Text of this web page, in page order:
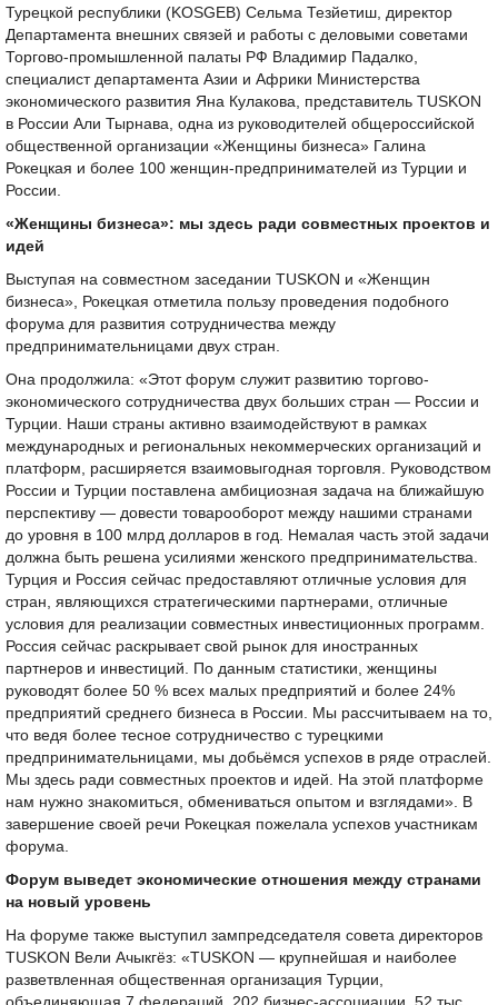
Турецкой республики (KOSGEB) Сельма Тезйетиш, директор
Департамента внешних связей и работы с деловыми советами
Торгово-промышленной палаты РФ Владимир Падалко,
специалист департамента Азии и Африки Министерства
экономического развития Яна Кулакова, представитель TUSKON
в России Али Тырнава, одна из руководителей общероссийской
общественной организации «Женщины бизнеса» Галина
Рокецкая и более 100 женщин-предпринимателей из Турции и
России.
«Женщины бизнеса»: мы здесь ради совместных проектов и
идей
Выступая на совместном заседании TUSKON и «Женщин
бизнеса», Рокецкая отметила пользу проведения подобного
форума для развития сотрудничества между
предпринимательницами двух стран.
Она продолжила: «Этот форум служит развитию торгово-
экономического сотрудничества двух больших стран — России и
Турции. Наши страны активно взаимодействуют в рамках
международных и региональных некоммерческих организаций и
платформ, расширяется взаимовыгодная торговля. Руководством
России и Турции поставлена амбициозная задача на ближайшую
перспективу — довести товарооборот между нашими странами
до уровня в 100 млрд долларов в год. Немалая часть этой задачи
должна быть решена усилиями женского предпринимательства.
Турция и Россия сейчас предоставляют отличные условия для
стран, являющихся стратегическими партнерами, отличные
условия для реализации совместных инвестиционных программ.
Россия сейчас раскрывает свой рынок для иностранных
партнеров и инвестиций. По данным статистики, женщины
руководят более 50 % всех малых предприятий и более 24%
предприятий среднего бизнеса в России. Мы рассчитываем на то,
что ведя более тесное сотрудничество с турецкими
предпринимательницами, мы добьёмся успехов в ряде отраслей.
Мы здесь ради совместных проектов и идей. На этой платформе
нам нужно знакомиться, обмениваться опытом и взглядами». В
завершение своей речи Рокецкая пожелала успехов участникам
форума.
Форум выведет экономические отношения между странами
на новый уровень
На форуме также выступил зампредседателя совета директоров
TUSKON Вели Ачыкгёз: «TUSKON — крупнейшая и наиболее
разветвленная общественная организация Турции,